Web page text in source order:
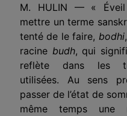
M. HULIN — « Éveil
mettre un terme
tenté de le faire, bodhi
racine budh, qui
reflète dans les
utilisées. Au sens
passer de l’état de
même temps une